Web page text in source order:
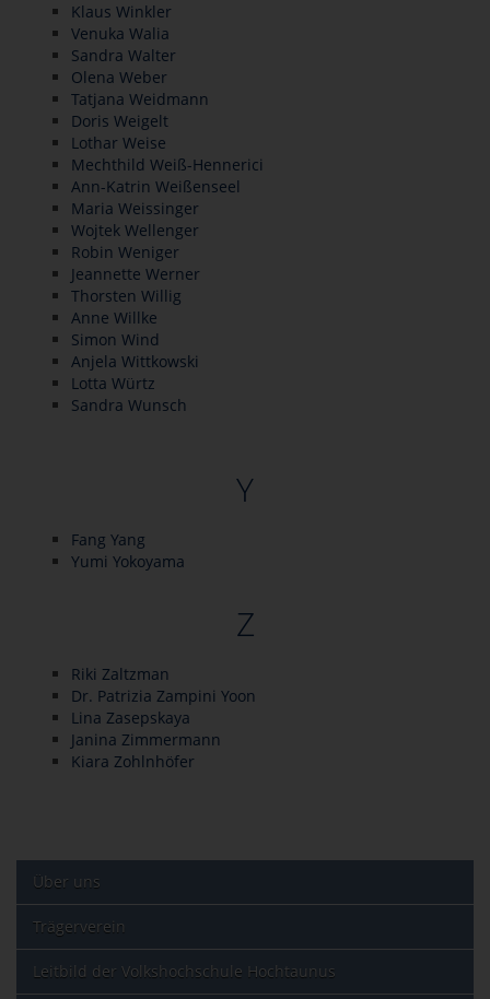
Klaus Winkler
Venuka Walia
Sandra Walter
Olena Weber
Tatjana Weidmann
Doris Weigelt
Lothar Weise
Mechthild Weiß-Hennerici
Ann-Katrin Weißenseel
Maria Weissinger
Wojtek Wellenger
Robin Weniger
Jeannette Werner
Thorsten Willig
Anne Willke
Simon Wind
Anjela Wittkowski
Lotta Würtz
Sandra Wunsch
Y
Fang Yang
Yumi Yokoyama
Z
Riki Zaltzman
Dr. Patrizia Zampini Yoon
Lina Zasepskaya
Janina Zimmermann
Kiara Zohlnhöfer
Über uns
Trägerverein
Leitbild der Volkshochschule Hochtaunus